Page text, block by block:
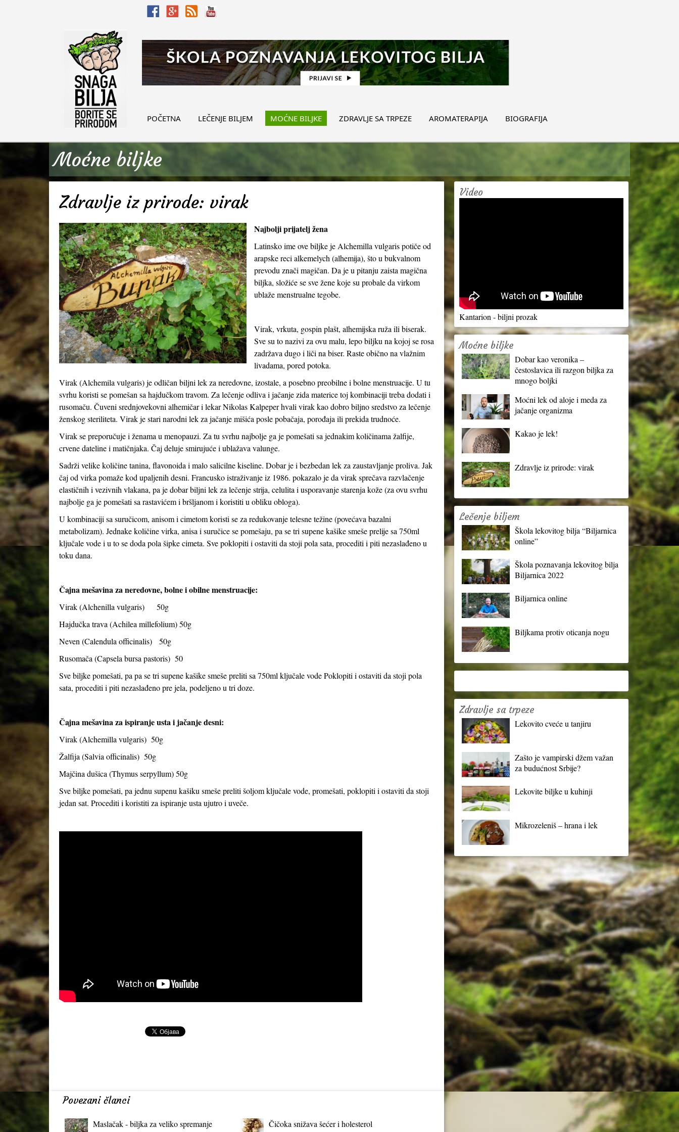
POČETNA LEČENJE BILJEM MOĆNE BILJKE ZDRAVLJE SA TRPEZE AROMATERAPIJA BIOGRAFIJA
Moćne biljke
Zdravlje iz prirode: virak
Najbolji prijatelj žena
Latinsko ime ove biljke je Alchemilla vulgarispotiče od
arapske reci alkemelych (alhemija), što u bukvalnom
prevodu znači magičan. Da je u pitanju zaista magična
biljka, složiće se sve žene koje su probale da virkom
ublaže menstrualne tegobe.
Virak, vrkuta, gospin plašt, alhemijska ruža ili biserak.
Sve su to nazivi za ovu malu, lepo biljku na kojoj se rosa
zadržava dugo i liči na biser. Raste obično na vlažnim
livadama, pored potoka.
Virak (Alchemila vulgaris) je odličan biljni lek za neredovne, izostale, a posebno preobilne i bolne menstruacije. U tu
svrhu koristi se pomešan sa hajdučkom travom. Za lečenje odliva i jačanje zida materice toj kombinaciji treba dodati i
rusomaču. Čuveni srednjovekovni alhemičar i lekar Nikolas Kalpeper hvali virak kao dobro biljno sredstvo za lečenje
ženskog steriliteta. Virak je stari narodni lek za jačanje mišića posle pobačaja, porođaja ili prekida trudnoće.
Virak se preporučuje i ženama u menopauzi. Za tu svrhu najbolje ga je pomešati sa jednakim količinama žalfije,
crvene dateline i matičnjaka. Čaj deluje smirujuće i ublažava valunge.
Sadrži velike količine tanina, flavonoida i malo salicilne kiseline. Dobar je i bezbedan lek za zaustavljanje proliva. Jak
čaj od virka pomaže kod upaljenih desni. Francusko istraživanje iz 1986. pokazalo je da virak sprečava razvlačenje
elastičnih i vezivnih vlakana, pa je dobar biljni lek za lečenje strija, celulita i usporavanje starenja kože (za ovu svrhu
najbolje ga je pomešati sa rastavićem i bršljanom i koristiti u obliku obloga).
U kombinaciji sa suručicom, anisom i cimetom koristi se za redukovanje telesne težine (povećava bazalni
metabolizam). Jednake količine virka, anisa i suručice se pomešaju, pa se tri supene kašike smeše prelije sa 750ml
ključale vode i u to se doda pola šipke cimeta. Sve poklopiti i ostaviti da stoji pola sata, procediti i piti nezaslađeno u
toku dana.
Čajna mešavina za neredovne, bolne i obilne menstruacije:
Virak (Alchenilla vulgaris) 50g
Hajdučka trava (Achilea millefolium) 50g
Neven (Calendula officinalis) 50g
Rusomača (Capsela bursa pastoris) 50
Sve biljke pomešati, pa pa se tri supene kašike smeše preliti sa 750ml ključale vode Poklopiti i ostaviti da stoji pola
sata, procediti i piti nezaslađeno pre jela, podeljeno u tri doze.
Čajna mešavina za ispiranje usta i jačanje desni:
Virak (Alchemilla vulgaris) 50g
Žalfija (Salvia officinalis) 50g
Majčina dušica (Thymus serpyllum) 50g
Sve biljke pomešati, pa jednu supenu kašiku smeše preliti šoljom ključale vode, promešati, poklopiti i ostaviti da stoji
jedan sat. Procediti i koristiti za ispiranje usta ujutro i uveče.
Povezani članci
Maslačak - biljka za veliko spremanje
Čičoka snižava šećer i holesterol
Video
Kantarion - biljni prozak
Moćne biljke
Dobar kao veronika –
čestoslavica ili razgon biljka za
mnogo boljki
Moćni lek od aloje i meda za
jačanje organizma
Kakao je lek!
Zdravlje iz prirode: virak
Lečenje biljem
Škola lekovitog bilja “Biljarnica
online”
Škola poznavanja lekovitog bilja
Biljarnica 2022
Biljarnica online
Biljkama protiv oticanja nogu
Zdravlje sa trpeze
Lekovito cveće u tanjiru
Zašto je vampirski džem važan
za budućnost Srbije?
Lekovite biljke u kuhinji
Mikrozeleniš – hrana i lek